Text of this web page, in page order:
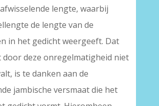
lengte, waarbij
de lengte van de
in het gedicht weergeeft. Dat
door deze onregelmatigheid niet
is te danken aan de
jambische versmaat die het